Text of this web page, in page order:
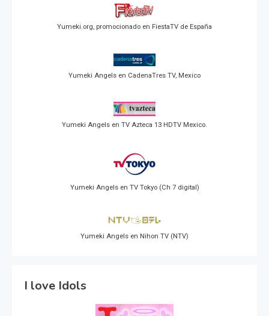
Yumeki.org, promocionado en FiestaTV de España
Yumeki Angels en CadenaTres TV, Mexico
Yumeki Angels en TV Azteca 13 HDTV Mexico.
Yumeki Angels en TV Tokyo (Ch 7 digital)
Yumeki Angels en Nihon TV (NTV)
I love Idols